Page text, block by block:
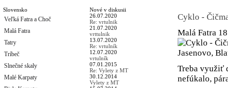
Slovensko
Veľká Fatra a Choč
Malá Fatra
Tatry
Tríbeč
Slnečné skaly
Malé Karpaty
Nové v diskusii
26.07.2020
Re: vrtulnik
21.07.2020
vrttulnik
13.07.2020
Re: vrtulník
12.07.2020
vrtulník
07.01.2015
Re: Vylety z MT
30.12.2014
Vylety z MT
Cyklo -
Malá Fatra
Treba využiť
nefúkalo,